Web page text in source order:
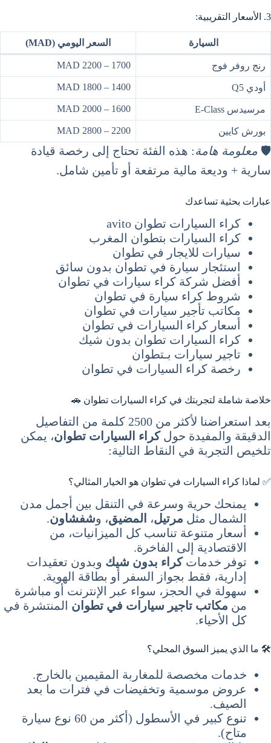
3. الأسعار التقريبية:
السيارة السعر اليومي (MAD)
رنج روفر فوج 1700 – 2200 MAD
أودي Q5 1400 – 1800 MAD
مرسيدس E-Class 1600 – 2000 MAD
بورش كايين 2200 – 2800 MAD
🛡️ معلومة هامة: هذه الفئة تحتاج إلى رخصة قيادة
سارية + وديعة مالية مرتفعة أو تأمين شامل.
عبارات بحثية تساعدك
كراء السيارات تطوان avito
كراء السيارات بتطوان المغرب
سيارات للايجار في تطوان
استئجار سيارة في تطوان بدون سائق
أفضل شركة كراء سيارات في تطوان
شروط كراء سيارة في تطوان
مكاتب تأجير سيارات في تطوان
أسعار كراء السيارات في تطوان
كراء السيارات تطوان بدون شيك
تاجير سيارات بـتطوان
رخصة كراء السيارات في تطوان
خلاصة شاملة لتجربتك في كراء السيارات تطوان 🚗
بعد استعراضنا لأكثر من 2500 كلمة من التفاصيل
الدقيقة والمفيدة حولكراء السيارات تطوان، يمكن
تلخيص التجربة في النقاط التالية:
✅ لماذا كراء السيارات في تطوان هو الخيار المثالي؟
يمنحك حرية وسرعة في التنقل بين أجمل مدن
الشمال مثل مرتيل، المضيق، وشفشاون.
أسعار متنوعة تناسب كل الميزانيات، من
الاقتصادية إلى الفاخرة.
توفر خدماتكراء بدون شيك وبدون تعقيدات
إدارية، فقط بجواز السفر أو بطاقة الهوية.
سهولة في الحجز، سواء عبر الإنترنت أو مباشرة
من مكاتب تاجير سيارات في تطوان المنتشرة في
كل الأحياء.
🛠️ ما الذي يميز السوق المحلي؟
خدمات مخصصة للمغاربة المقيمين بالخارج.
عروض موسمية وتخفيضات في فترات ما بعد
الصيف.
تنوع كبير في الأسطول (أكثر من 60 نوع سيارة
متاح).